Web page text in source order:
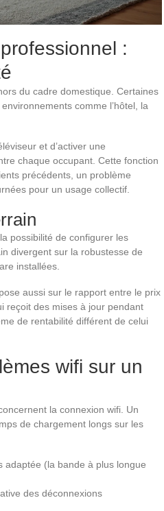
:
du cadre domestique. Certaines
comme l’hôtel, la
et d’activer une
chaque occupant. Cette fonction
précédents, un problème
pour un usage collectif.
possibilité de configurer les
divergent sur la robustesse de
installées.
aussi sur le rapport entre le prix
reçoit des mises à jour pendant
de rentabilité différent de celui
wifi sur un
la connexion wifi. Un
de chargement longs sur les
adaptée (la bande à plus longue
des déconnexions